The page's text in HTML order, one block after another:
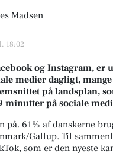
Madsen
18:02
og Instagram,
medier dagligt,
på landsplan,
minutter på sociale
på. 61% af danskerne
Gallup. Til
som er den nyeste